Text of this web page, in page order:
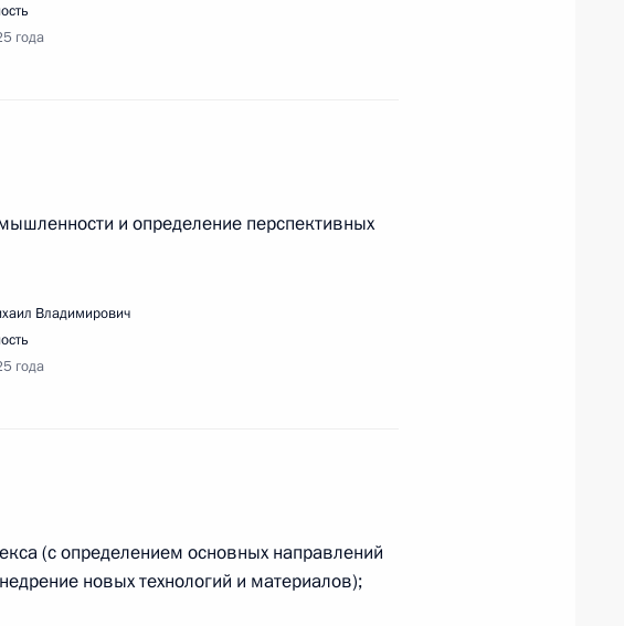
года
и определение перспективных
Владимирович
года
(с определением основных направлений
новых технологий и материалов);